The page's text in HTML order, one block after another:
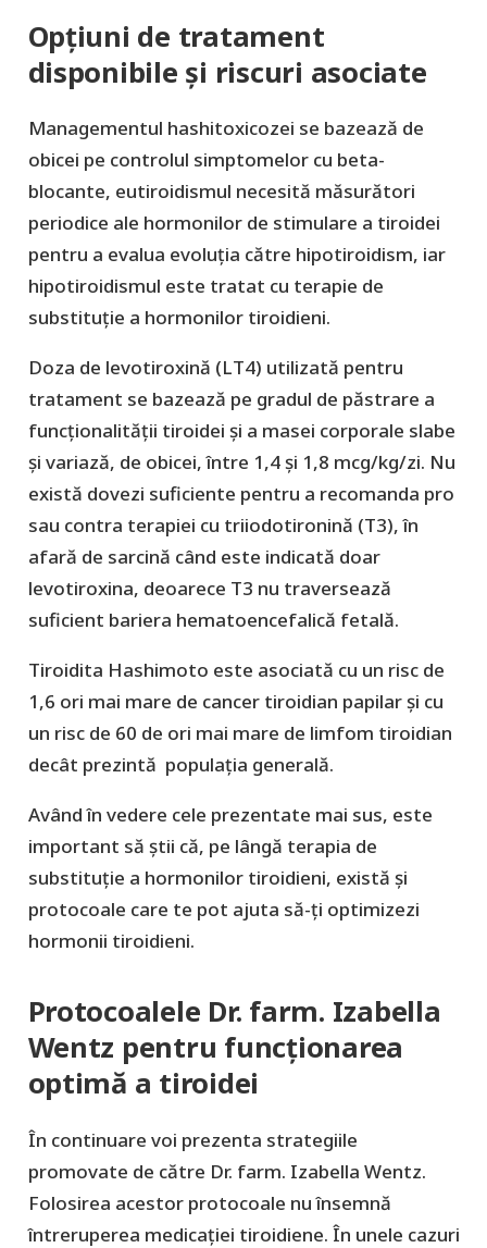
Opțiuni de tratament
disponibile și riscuri asociate
Managementul hashitoxicozei se bazează de
obicei pe controlul simptomelor cu beta-
blocante, eutiroidismul necesită măsurători
periodice ale hormonilor de stimulare a tiroidei
pentru a evalua evoluția către hipotiroidism, iar
hipotiroidismul este tratat cu terapie de
substituție a hormonilor tiroidieni.
Doza de levotiroxină (LT4) utilizată pentru
tratament se bazează pe gradul de păstrare a
funcționalității tiroidei și a masei corporale slabe
și variază, de obicei, între 1,4 și 1,8 mcg/kg/zi. Nu
există dovezi suficiente pentru a recomanda pro
sau contra terapiei cu triiodotironină (T3), în
afară de sarcină când este indicată doar
levotiroxina, deoarece T3 nu traversează
suficient bariera hematoencefalică fetală.
Tiroidita Hashimoto este asociată cu un risc de
1,6 ori mai mare de cancer tiroidian papilar și cu
un risc de 60 de ori mai mare de limfom tiroidian
decât prezintă ​​ populația generală.
Având în vedere cele prezentate mai sus, este
important să știi că, pe lângă terapia de
substituție a hormonilor tiroidieni, există și
protocoale care te pot ajuta să-ți optimizezi
hormonii tiroidieni.
Protocoalele Dr. farm. Izabella
Wentz pentru funcționarea
optimă a tiroidei
În continuare voi prezenta strategiile
promovate de către Dr. farm. Izabella Wentz.
Folosirea acestor protocoale nu însemnă
întreruperea medicației tiroidiene. În unele cazuri